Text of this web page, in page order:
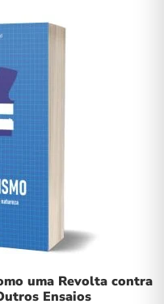
uma Revolta contra
Ensaios